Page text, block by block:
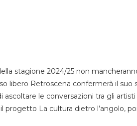
stagione 2024/25 non
libero Retroscena confermerà il
le conversazioni tra gli
progetto La cultura dietro l’angolo,